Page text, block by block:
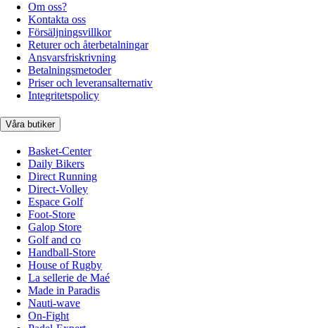
Om oss?
Kontakta oss
Försäljningsvillkor
Returer och återbetalningar
Ansvarsfriskrivning
Betalningsmetoder
Priser och leveransalternativ
Integritetspolicy
Våra butiker
Basket-Center
Daily Bikers
Direct Running
Direct-Volley
Espace Golf
Foot-Store
Galop Store
Golf and co
Handball-Store
House of Rugby
La sellerie de Maé
Made in Paradis
Nauti-wave
On-Fight